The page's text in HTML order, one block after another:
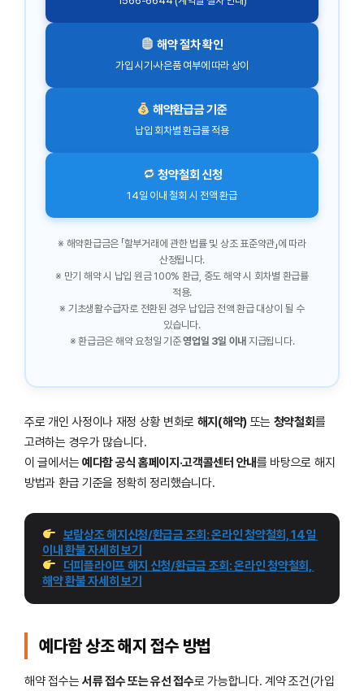
해약 절차 확인
가입 시기·사은품 여부에 따라 상이
해약환급금 기준
납입 회차별 환급률 적용
청약철회 신청
14일 이내 철회 시 전액 환급
※ 해약환급금은 「할부거래에 관한 법률 및 상조 표준약관」에 따라
산정됩니다.
※ 만기 해약 시 납입 원금 100% 환급, 중도 해약 시 회차별 환급률
적용.
※ 기초생활수급자로 전환된 경우 납입금 전액 환급 대상이 될 수
있습니다.
※ 환급금은 해약 요청일 기준영업일 3일 이내 지급됩니다.
주로 개인 사정이나 재정 상황 변화로 해지(해약)또는 청약철회를
고려하는 경우가 많습니다.
이 글에서는 예다함 공식 홈페이지·고객콜센터 안내를 바탕으로 해지
방법과 환급 기준을 정확히 정리했습니다.
보람상조 해지신청/환급금 조회: 온라인 청약철회, 14일
이내 환불 자세히 보기
더피플라이프 해지 신청/환급금 조회: 온라인 청약철회,
해약 환불 자세히 보기
예다함 상조 해지 접수 방법
해약 접수는 서류 접수 또는 유선 접수로 가능합니다. 계약 조건(가입